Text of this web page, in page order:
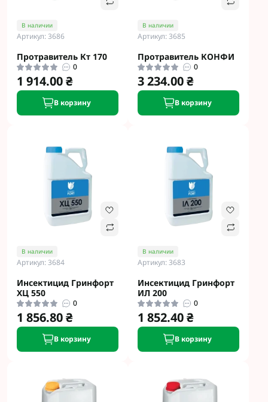
В наличии
Артикул: 3686
Протравитель Кт 170
0
1 914.00 ₴
В корзину
В наличии
Артикул: 3685
Протравитель КОНФИ
0
3 234.00 ₴
В корзину
В наличии
Артикул: 3684
Инсектицид Гринфорт
ХЦ 550
0
1 856.80 ₴
В корзину
В наличии
Артикул: 3683
Инсектицид Гринфорт
ИЛ 200
0
1 852.40 ₴
В корзину